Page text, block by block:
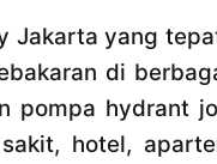
Jakarta yang
di
pompa hydrant
hotel,